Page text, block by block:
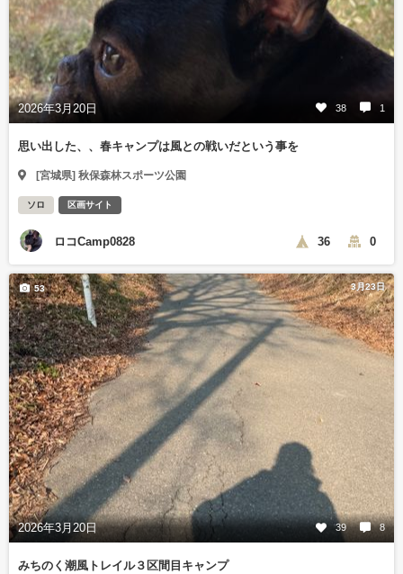
2026年3月20日 38 1
思い出した、、春キャンプは風との戦いだという事を
[宮城県] 秋保森林スポーツ公園
ソロ 区画サイト
ロコCamp0828 36 0
3月23日
2026年3月20日 39 8
53
みちのく潮風トレイル３区間目キャンプ